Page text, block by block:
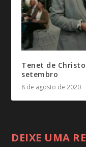
Tenet de
setembro
8 de agosto de 2020
DEIXE UMA